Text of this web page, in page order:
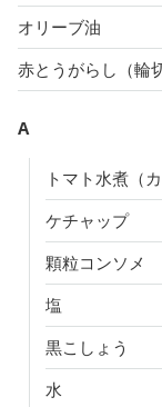
オリーブ油
赤とうがらし（輪
A
トマト水煮（カ
ケチャップ
顆粒コンソメ
塩
黒こしょう
水